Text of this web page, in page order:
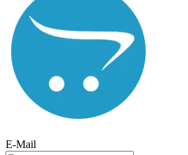
E-Mail